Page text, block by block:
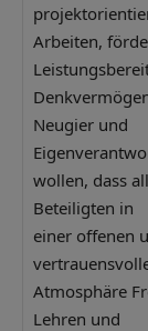
Arbeiten,
Neugier und
wollen, dass
Beteiligten in
einer offenen
Atmosphäre
Lehren und